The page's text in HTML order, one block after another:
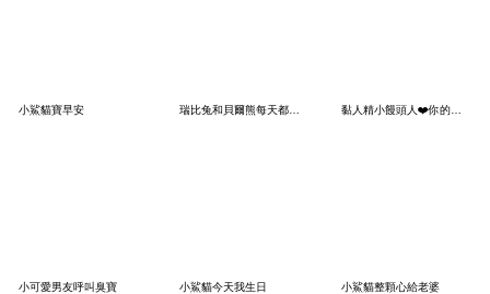
小鯊貓寶早安 瑞比兔和貝爾熊每天都要可可愛愛 黏人精小饅頭人❤️你的小可愛已上線
小可愛男友呼叫臭寶 小鯊貓今天我生日 小鯊貓整顆心給老婆